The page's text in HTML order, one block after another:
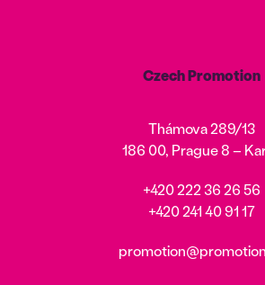
Czech Promotion
Thámova 289/13
186 00, Prague 8 –
+420 222 36 26 56
+420 241 40 91 17